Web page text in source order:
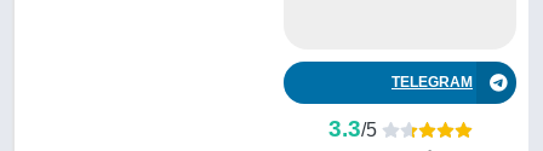
TELEGRAM
3.3/5